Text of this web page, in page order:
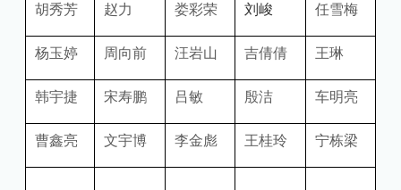
胡秀芳 赵力 娄彩荣 刘峻 任雪梅
杨玉婷 周向前 汪岩山 吉倩倩 王琳
韩宇捷 宋寿鹏 吕敏 殷洁 车明亮
曹鑫亮 文宇博 李金彪 王桂玲 宁栋梁